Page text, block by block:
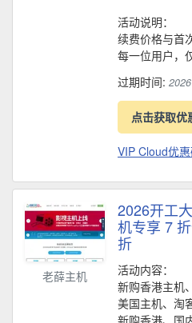
活动说明：
续费价格与首
每一位用户，
过期时间:
点击获取优
VIP Cloud优
老薛主机
2026开工
机专享 7
折
活动内容：
新购香港主机
美国主机、淘
新购香港、国